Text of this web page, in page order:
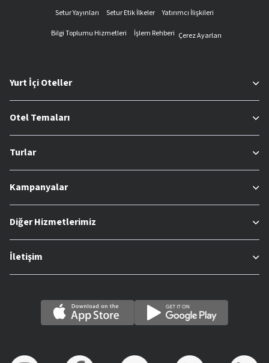
Setur Yayınları
Setur Etik İlkeler
Yatırımcı İlişkileri
Bilgi Toplumu Hizmetleri
İşlem Rehberi Çerez Ayarları
Yurt İçi Oteller
Otel Temaları
Turlar
Kampanyalar
Diğer Hizmetlerimiz
İletişim